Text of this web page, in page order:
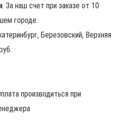
. За наш счет при заказе от 10
городе.
Березовский, Верхняя
производиться при